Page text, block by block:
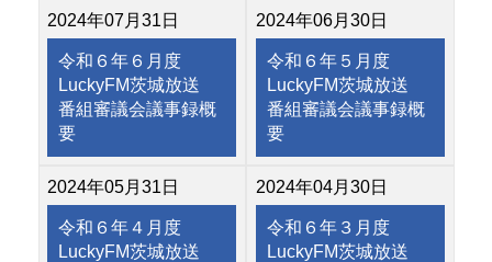
2024年07月31日
令和６年６月度
LuckyFM茨城放送
番組審議会議事録概
要
2024年06月30日
令和６年５月度
LuckyFM茨城放送
番組審議会議事録概
要
2024年05月31日
令和６年４月度
LuckyFM茨城放送
2024年04月30日
令和６年３月度
LuckyFM茨城放送